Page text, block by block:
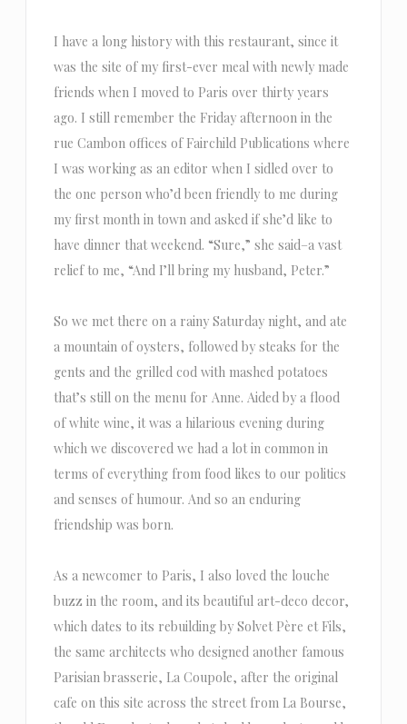
I have a long history with this restaurant, since it
was the site of my first-ever meal with newly made
friends when I moved to Paris over thirty years
ago. I still remember the Friday afternoon in the
rue Cambon offices of Fairchild Publications where
I was working as an editor when I sidled over to
the one person who’d been friendly to me during
my first month in town and asked if she’d like to
have dinner that weekend. “Sure,” she said–a vast
relief to me, “And I’ll bring my husband, Peter.”
So we met there on a rainy Saturday night, and ate
a mountain of oysters, followed by steaks for the
gents and the grilled cod with mashed potatoes
that’s still on the menu for Anne. Aided by a flood
of white wine, it was a hilarious evening during
which we discovered we had a lot in common in
terms of everything from food likes to our politics
and senses of humour. And so an enduring
friendship was born.
As a newcomer to Paris, I also loved the louche
buzz in the room, and its beautiful art-deco decor,
which dates to its rebuilding by Solvet Père et Fils,
the same architects who designed another famous
Parisian brasserie, La Coupole, after the original
cafe on this site across the street from La Bourse,